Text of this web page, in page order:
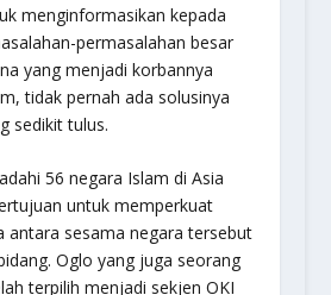
menginformasikan kepada
permasalahan besar
yang menjadi korbannya
tidak pernah ada solusinya
sedikit tulus.
56 negara Islam di Asia
untuk memperkuat
antara sesama negara tersebut
Oglo yang juga seorang
terpilih menjadi sekjen OKI